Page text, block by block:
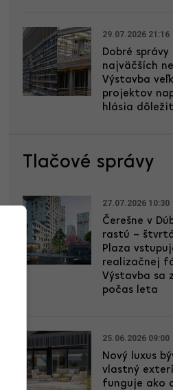
29.07.2026 21:16
Dobré správy
najväčších
Výstavba
projektov
hlásia
Tlačové správy
27.07.2026 10:30
Čerešne v
rastú –
Plaza
realizačnej
Výstavba sa
počas leta
25.06.2026 09:00
Nový luxus
vlastný
funguje ako